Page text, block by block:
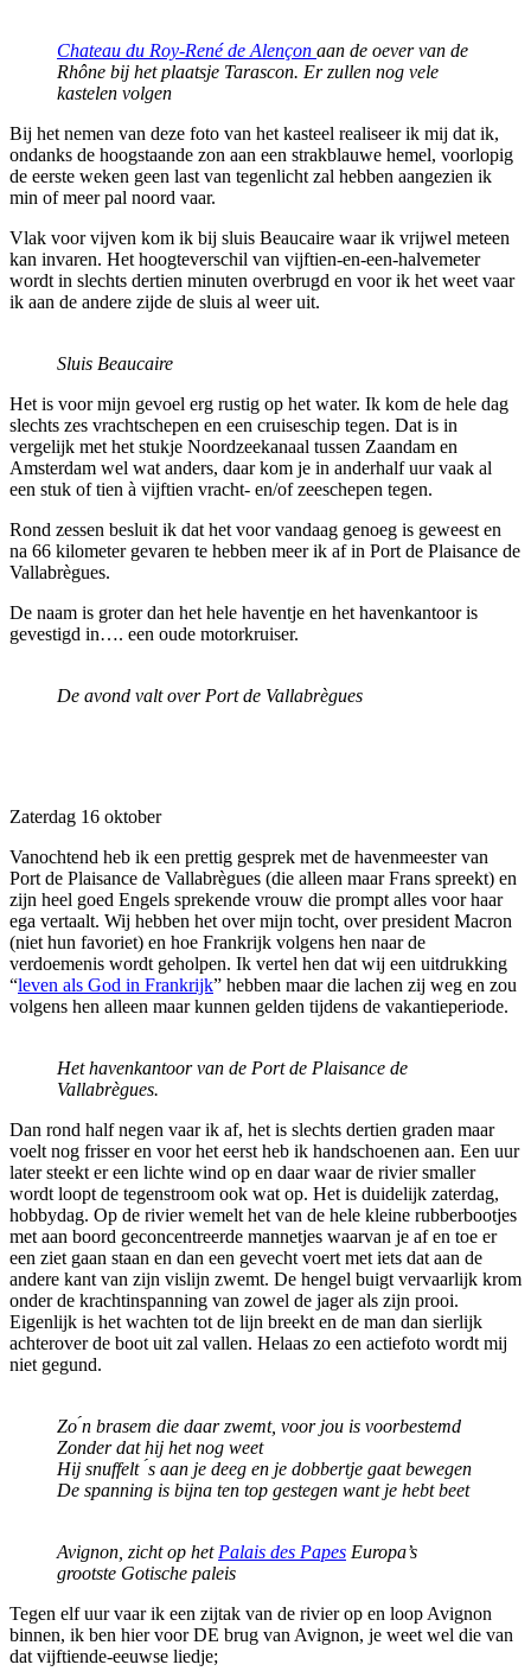
Chateau du Roy-René de Alençon aan de oever van de
Rhône bij het plaatsje Tarascon. Er zullen nog vele
kastelen volgen
Bij het nemen van deze foto van het kasteel realiseer ik mij dat ik,
ondanks de hoogstaande zon aan een strakblauwe hemel, voorlopig
de eerste weken geen last van tegenlicht zal hebben aangezien ik
min of meer pal noord vaar.
Vlak voor vijven kom ik bij sluis Beaucaire waar ik vrijwel meteen
kan invaren. Het hoogteverschil van vijftien-en-een-halvemeter
wordt in slechts dertien minuten overbrugd en voor ik het weet vaar
ik aan de andere zijde de sluis al weer uit.
Sluis Beaucaire
Het is voor mijn gevoel erg rustig op het water. Ik kom de hele dag
slechts zes vrachtschepen en een cruiseschip tegen. Dat is in
vergelijk met het stukje Noordzeekanaal tussen Zaandam en
Amsterdam wel wat anders, daar kom je in anderhalf uur vaak al
een stuk of tien à vijftien vracht- en/of zeeschepen tegen.
Rond zessen besluit ik dat het voor vandaag genoeg is geweest en
na 66 kilometer gevaren te hebben meer ik af in Port de Plaisance de
Vallabrègues.
De naam is groter dan het hele haventje en het havenkantoor is
gevestigd in…. een oude motorkruiser.
De avond valt over Port de Vallabrègues
Zaterdag 16 oktober
Vanochtend heb ik een prettig gesprek met de havenmeester van
Port de Plaisance de Vallabrègues (die alleen maar Frans spreekt) en
zijn heel goed Engels sprekende vrouw die prompt alles voor haar
ega vertaalt. Wij hebben het over mijn tocht, over president Macron
(niet hun favoriet) en hoe Frankrijk volgens hen naar de
verdoemenis wordt geholpen. Ik vertel hen dat wij een uitdrukking
“leven als God in Frankrijk” hebben maar die lachen zij weg en zou
volgens hen alleen maar kunnen gelden tijdens de vakantieperiode.
Het havenkantoor van de Port de Plaisance de
Vallabrègues.
Dan rond half negen vaar ik af, het is slechts dertien graden maar
voelt nog frisser en voor het eerst heb ik handschoenen aan. Een uur
later steekt er een lichte wind op en daar waar de rivier smaller
wordt loopt de tegenstroom ook wat op. Het is duidelijk zaterdag,
hobbydag. Op de rivier wemelt het van de hele kleine rubberbootjes
met aan boord geconcentreerde mannetjes waarvan je af en toe er
een ziet gaan staan en dan een gevecht voert met iets dat aan de
andere kant van zijn vislijn zwemt. De hengel buigt vervaarlijk krom
onder de krachtinspanning van zowel de jager als zijn prooi.
Eigenlijk is het wachten tot de lijn breekt en de man dan sierlijk
achterover de boot uit zal vallen. Helaas zo een actiefoto wordt mij
niet gegund.
Zo ́n brasem die daar zwemt, voor jou is voorbestemd
Zonder dat hij het nog weet
Hij snuffelt ́s aan je deeg en je dobbertje gaat bewegen
De spanning is bijna ten top gestegen want je hebt beet
Avignon, zicht op het Palais des Papes Europa’s
grootste Gotische paleis
Tegen elf uur vaar ik een zijtak van de rivier op en loop Avignon
binnen, ik ben hier voor DE brug van Avignon, je weet wel die van
dat vijftiende-eeuwse liedje;